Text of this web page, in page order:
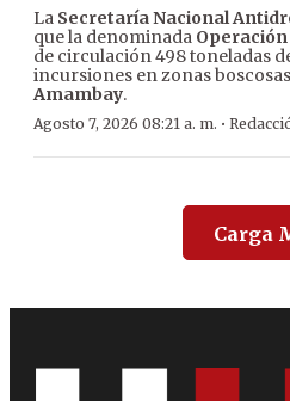
La Secretaría Nacional
que la denominada Operación
de circulación 498 toneladas
incursiones en zonas
Amambay.
Agosto 7, 2026 08:21 a. m. ·
Carga